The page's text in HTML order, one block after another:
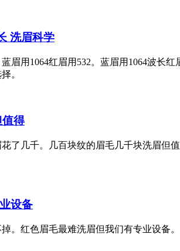
洗眉科学
眉用1064红眉用532。蓝眉用1064波长
。
值得
了几千。几百块纹的眉毛几千块洗眉但
设备
。红色眉毛最难洗眉但我们有专业设备